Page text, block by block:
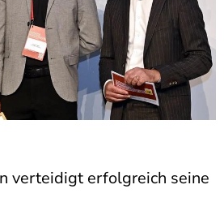
verteidigt erfolgreich seine